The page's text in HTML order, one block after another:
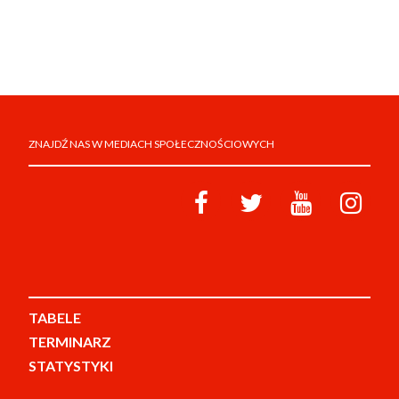
ZNAJDŹ NAS W MEDIACH SPOŁECZNOŚCIOWYCH
TABELE
TERMINARZ
STATYSTYKI